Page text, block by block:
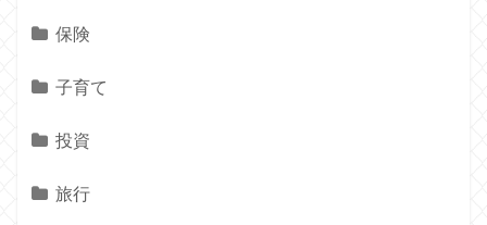
保険
子育て
投資
旅行